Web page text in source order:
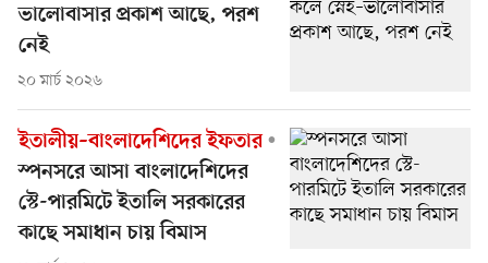
ভালোবাসার প্রকাশ আছে, পরশ
নেই
২০ মার্চ ২০২৬
ইতালীয়–বাংলাদেশিদের ইফতার
স্পনসরে আসা বাংলাদেশিদের
স্টে-পারমিটে ইতালি সরকারের
কাছে সমাধান চায় বিমাস